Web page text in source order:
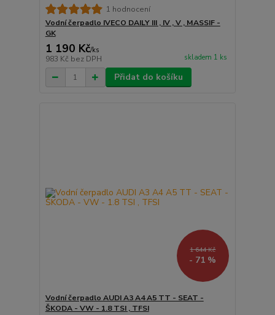
1 hodnocení
Vodní čerpadlo IVECO DAILY III , IV , V , MASSIF -
GK
1 190 Kč/ks
983 Kč bez DPH skladem 1 ks
Přidat do košíku
1 644 Kč
- 71 %
Vodní čerpadlo AUDI A3 A4 A5 TT - SEAT -
ŠKODA - VW - 1.8 TSI , TFSI